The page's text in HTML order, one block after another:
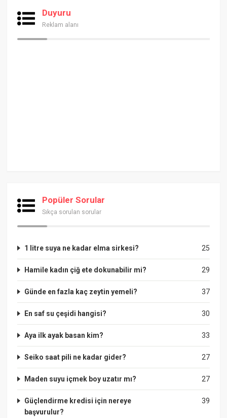
Duyuru
Reklam alanı
Popüler Sorular
Sıkça sorulan sorular
25
1 litre suya ne kadar elma sirkesi?
29
Hamile kadın çiğ ete dokunabilir mi?
37
Günde en fazla kaç zeytin yemeli?
30
En saf su çeşidi hangisi?
33
Aya ilk ayak basan kim?
27
Seiko saat pili ne kadar gider?
27
Maden suyu içmek boy uzatır mı?
39
Güçlendirme kredisi için nereye
başvurulur?